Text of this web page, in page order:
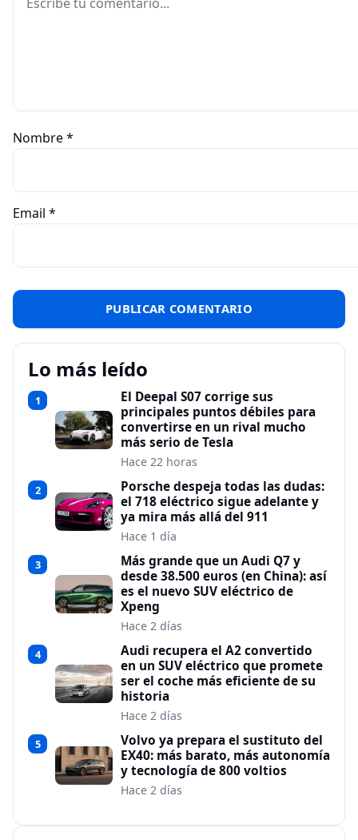
Nombre*
Email *
Lo más leído
1
El Deepal S07 corrige sus
principales puntos débiles para
convertirse en un rival mucho
más serio de Tesla
Hace 22 horas
2
Porsche despeja todas las dudas:
el 718 eléctrico sigue adelante y
ya mira más allá del 911
Hace 1 día
3
Más grande que un Audi Q7 y
desde 38.500 euros (en China): así
es el nuevo SUV eléctrico de
Xpeng
Hace 2 días
4
Audi recupera el A2 convertido
en un SUV eléctrico que promete
ser el coche más eficiente de su
historia
Hace 2 días
5
Volvo ya prepara el sustituto del
EX40: más barato, más autonomía
y tecnología de 800 voltios
Hace 2 días